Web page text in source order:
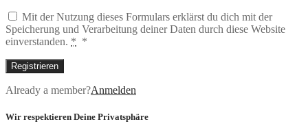
Mit der Nutzung dieses Formulars erklärst du dich mit der
Speicherung und Verarbeitung deiner Daten durch diese Website
einverstanden. * *
Registrieren
Already a member?Anmelden
Wir respektieren Deine Privatsphäre